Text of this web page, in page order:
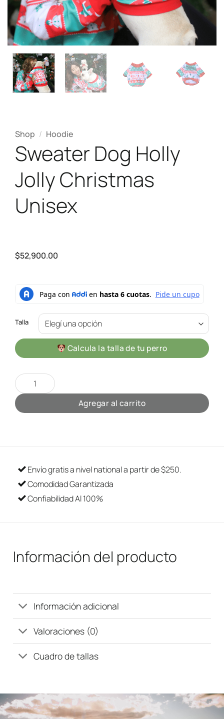
Shop / Hoodie
Sweater Dog Holly
Jolly Christmas
Unisex
$52,900.00
Talla
Calcula la talla de tu perro
Sweater Dog Holly Jolly Christmas Unisex cantidad
Agregar al carrito
Envío gratis a nivel national a partir de $250.
Comodidad Garantizada
Confiabilidad Al 100%
Información del producto
Información adicional
Valoraciones (0)
Cuadro de tallas